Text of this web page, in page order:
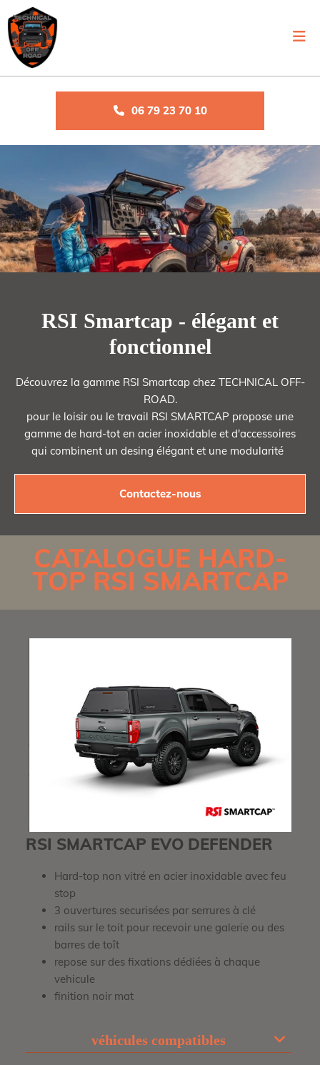
06 79 23 70 10
RSI Smartcap - élégant et
fonctionnel
Découvrez la gamme RSI Smartcap chez TECHNICAL OFF-
ROAD.
pour le loisir ou le travail RSI SMARTCAP propose une
gamme de hard-tot en acier inoxidable et d'accessoires
qui combinent un desing élégant et une modularité
Contactez-nous
CATALOGUE HARD-
TOP RSI SMARTCAP
RSI SMARTCAP EVO DEFENDER
Hard-top non vitré en acier inoxidable avec feu
stop
3 ouvertures securisées par serrures à clé
rails sur le toit pour recevoir une galerie ou des
barres de toît
repose sur des fixations dédiées à chaque
vehicule
finition noir mat
véhicules compatibles